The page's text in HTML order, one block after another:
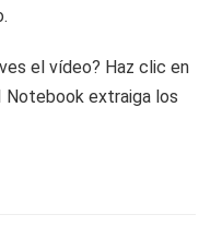
el vídeo? Haz clic en
Notebook extraiga los